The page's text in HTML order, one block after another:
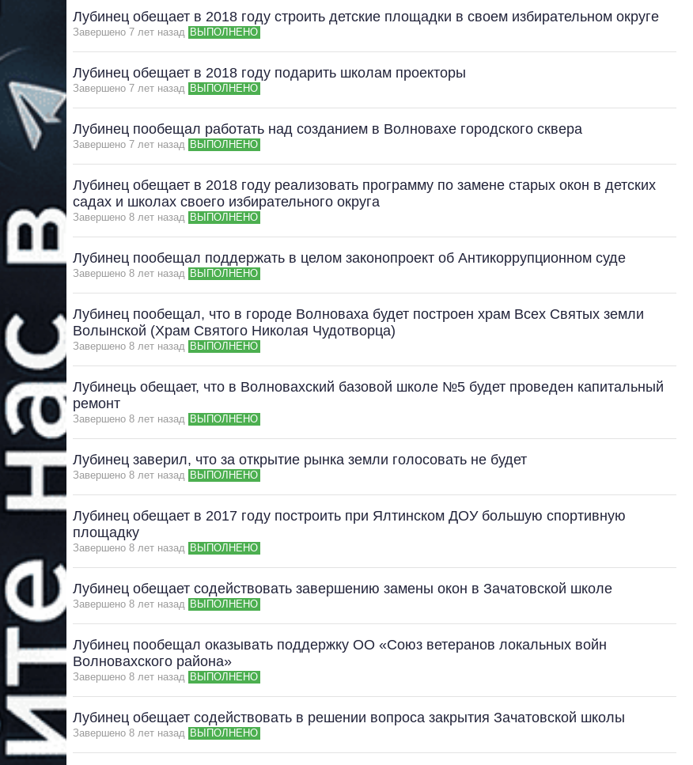
Лубинец обещает в 2018 году строить детские площадки в своем избирательном округе
Завершено 7 лет назад ВЫПОЛНЕНО
Лубинец обещает в 2018 году подарить школам проекторы
Завершено 7 лет назад ВЫПОЛНЕНО
Лубинец пообещал работать над созданием в Волновахе городского сквера
Завершено 7 лет назад ВЫПОЛНЕНО
Лубинец обещает в 2018 году реализовать программу по замене старых окон в детских
садах и школах своего избирательного округа
Завершено 8 лет назад ВЫПОЛНЕНО
Лубинец пообещал поддержать в целом законопроект об Антикоррупционном суде
Завершено 8 лет назад ВЫПОЛНЕНО
Лубинец пообещал, что в городе Волноваха будет построен храм Всех Святых земли
Волынской (Храм Святого Николая Чудотворца)
Завершено 8 лет назад ВЫПОЛНЕНО
Лубинець обещает, что в Волновахский базовой школе №5 будет проведен капитальный
ремонт
Завершено 8 лет назад ВЫПОЛНЕНО
Лубинец заверил, что за открытие рынка земли голосовать не будет
Завершено 8 лет назад ВЫПОЛНЕНО
Лубинец обещает в 2017 году построить при Ялтинском ДОУ большую спортивную
площадку
Завершено 8 лет назад ВЫПОЛНЕНО
Лубинец обещает содействовать завершению замены окон в Зачатовской школе
Завершено 8 лет назад ВЫПОЛНЕНО
Лубинец пообещал оказывать поддержку ОО «Союз ветеранов локальных войн
Волновахского района»
Завершено 8 лет назад ВЫПОЛНЕНО
Лубинец обещает содействовать в решении вопроса закрытия Зачатовской школы
Завершено 8 лет назад ВЫПОЛНЕНО
От 1 месяца – до 5
лет: кто и как долго
занимал